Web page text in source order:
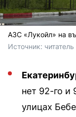
АЗС «Лукойл» на
Источник: читатель
нет 92-го и
улицах